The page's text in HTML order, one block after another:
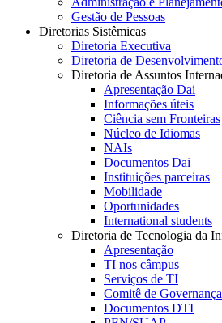
Gestão de Pessoas
Diretorias Sistêmicas
Diretoria Executiva
Diretoria de
Diretoria de Assuntos
Apresentação Dai
Informações úteis
Ciência sem Fronteiras
Núcleo de Idiomas
NAIs
Documentos Dai
Instituições parceiras
Mobilidade
Oportunidades
International students
Diretoria de Tecnologia da
Apresentação
TI nos câmpus
Serviços de TI
Comitê de
Documentos DTI